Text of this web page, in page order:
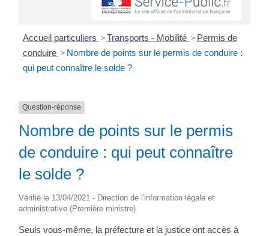
Accueil particuliers > Transports - Mobilité > Permis de
conduire > Nombre de points sur le permis de conduire :
qui peut connaître le solde ?
Question-réponse
Nombre de points sur le permis
de conduire : qui peut connaître
le solde ?
Vérifié le 13/04/2021 - Direction de l'information légale et
administrative (Première ministre)
Seuls vous-même, la préfecture et la justice ont accès à